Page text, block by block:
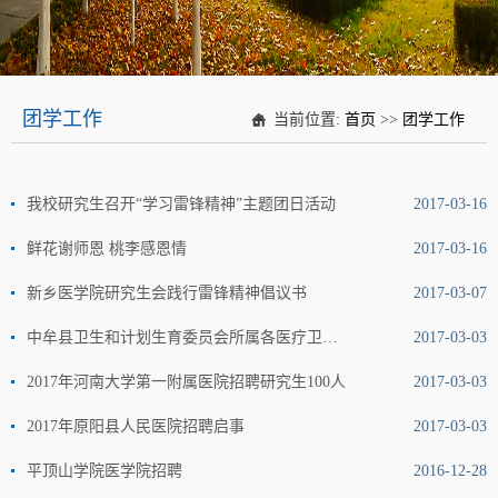
团学工作 当前位置: 首页 >> 团学工作
我校研究生召开“学习雷锋精神”主题团日活动 2017-03-16
鲜花谢师恩 桃李感恩情 2017-03-16
新乡医学院研究生会践行雷锋精神倡议书 2017-03-07
中牟县卫生和计划生育委员会所属各医疗卫生机构2017年公开招聘卫生专业技术人员公告 2017-03-03
2017年河南大学第一附属医院招聘研究生100人 2017-03-03
2017年原阳县人民医院招聘启事 2017-03-03
平顶山学院医学院招聘 2016-12-28